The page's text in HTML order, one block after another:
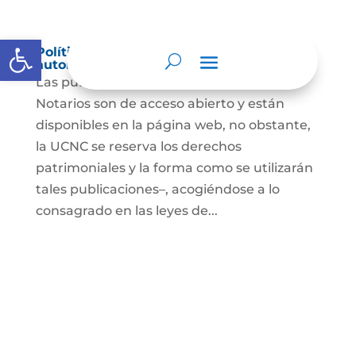
Abrir barra de herramientas
Política de derechos de autor y/o
autorización de uso sobre los contenidos
Las publicaciones de la UCNC y de los
Notarios son de acceso abierto y están
disponibles en la página web, no obstante,
la UCNC se reserva los derechos
patrimoniales y la forma como se utilizarán
tales publicaciones–, acogiéndose a lo
consagrado en las leyes de...